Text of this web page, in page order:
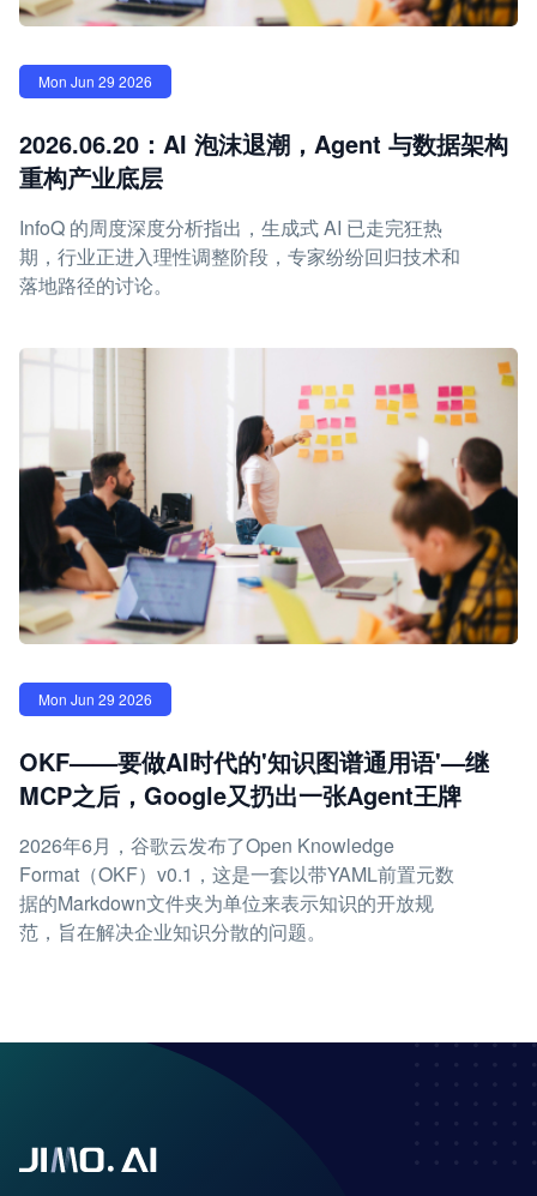
Mon Jun 29 2026
2026.06.20：AI 泡沫退潮，Agent 与数据架构
重构产业底层
InfoQ 的周度深度分析指出，生成式 AI 已走完狂热
期，行业正进入理性调整阶段，专家纷纷回归技术和
落地路径的讨论。
Mon Jun 29 2026
OKF——要做AI时代的'知识图谱通用语'—继
MCP之后，Google又扔出一张Agent王牌
2026年6月，谷歌云发布了Open Knowledge
Format（OKF）v0.1，这是一套以带YAML前置元数
据的Markdown文件夹为单位来表示知识的开放规
范，旨在解决企业知识分散的问题。